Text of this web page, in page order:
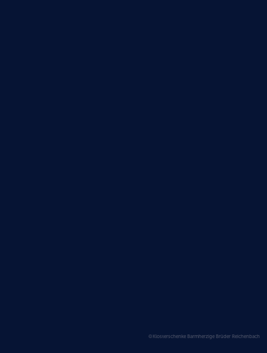
©Klosterschenke Barmherzige Brüder Reichenbach